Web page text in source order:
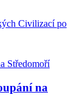
Civilizací po
na